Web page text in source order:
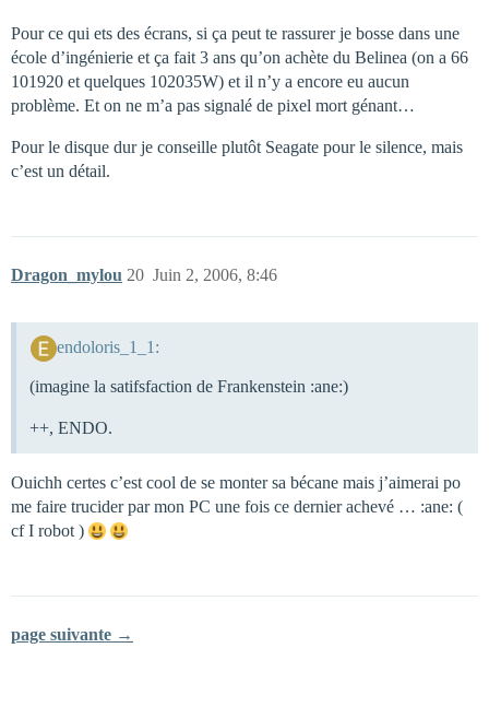
Pour ce qui ets des écrans, si ça peut te rassurer je bosse dans une
école d’ingénierie et ça fait 3 ans qu’on achète du Belinea (on a 66
101920 et quelques 102035W) et il n’y a encore eu aucun
problème. Et on ne m’a pas signalé de pixel mort génant…
Pour le disque dur je conseille plutôt Seagate pour le silence, mais
c’est un détail.
Dragon_mylou Juin 2, 2006, 8:46
20
endoloris_1_1:
(imagine la satifsfaction de Frankenstein :ane:)
++, ENDO.
Ouichh certes c’est cool de se monter sa bécane mais j’aimerai po
me faire trucider par mon PC une fois ce dernier achevé … :ane: (
cf I robot )
page suivante →